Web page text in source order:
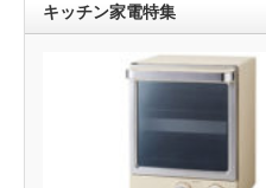
キッチン家電特集